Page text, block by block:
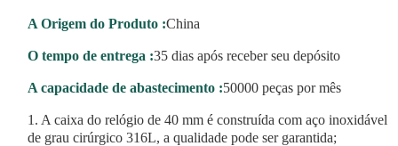
A Origem do Produto :China
O tempo de entrega :35 dias após receber seu depósito
A capacidade de abastecimento :50000 peças por mês
1. A caixa do relógio de 40 mm é construída com aço inoxidável
de grau cirúrgico 316L, a qualidade pode ser garantida;